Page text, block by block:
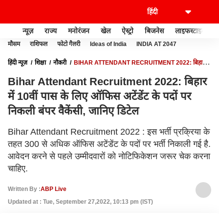
न्यूज़ राज्य मनोरंजन खेल ऐस्ट्रो बिजनेस लाइफस्टाइल
मौसम राशिफल फोटो गैलरी Ideas of India INDIA AT 2047
हिंदी न्यूज़ शिक्षा नौकरी
BIHAR ATTENDANT RECRUITMENT 2022: बिहार में
Bihar Attendant Recruitment 2022: बिहार
में 10वीं पास के लिए ऑफिस अटेंडेंट के पदों पर
निकली बंपर वैकेंसी, जानिए डिटेल
Bihar Attendant Recruitment 2022 : इस भर्ती प्रक्रिया के
तहत 300 से अधिक ऑफिस अटेंडेंट के पदों पर भर्ती निकाली गई है.
आवेदन करने से पहले उम्मीदवारों को नोटिफिकेशन जरूर चेक करना
चाहिए.
Written By :ABP Live
Updated at : Tue, September 27,2022, 10:13 pm (IST)